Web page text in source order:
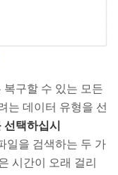
구할 수 있는 모든
는 데이터 유형을 선
선택하십시
일을 검색하는 두 가
시간이 오래 걸리